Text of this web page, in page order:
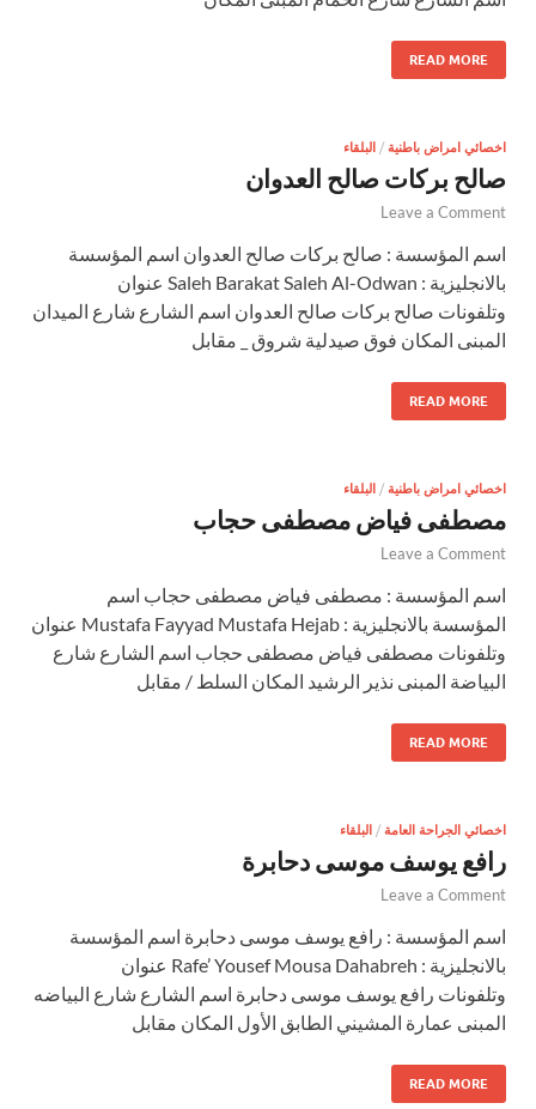
READ MORE
اخصائي امراض باطنية / البلقاء
صالح بركات صالح العدوان
Leave a Comment
اسم المؤسسة : صالح بركات صالح العدوان اسم المؤسسة
بالانجليزية : Saleh Barakat Saleh Al-Odwan عنوان
وتلفونات صالح بركات صالح العدوان اسم الشارع شارع الميدان
المبنى المكان فوق صيدلية شروق _ مقابل
READ MORE
اخصائي امراض باطنية / البلقاء
مصطفى فياض مصطفى حجاب
Leave a Comment
اسم المؤسسة : مصطفى فياض مصطفى حجاب اسم
المؤسسة بالانجليزية : Mustafa Fayyad Mustafa Hejab عنوان
وتلفونات مصطفى فياض مصطفى حجاب اسم الشارع شارع
البياضة المبنى نذير الرشيد المكان السلط / مقابل
READ MORE
اخصائي الجراحة العامة / البلقاء
رافع يوسف موسى دحابرة
Leave a Comment
اسم المؤسسة : رافع يوسف موسى دحابرة اسم المؤسسة
بالانجليزية : Rafe’ Yousef Mousa Dahabreh عنوان
وتلفونات رافع يوسف موسى دحابرة اسم الشارع شارع البياضه
المبنى عمارة المشيني الطابق الأول المكان مقابل
READ MORE